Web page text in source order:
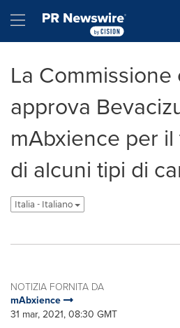
Hamburger menu
La
approva
mAbxience per
di alcuni tipi di
Italia - Italiano
NOTIZIA FORNITA DA
mAbxience
31 mar, 2021, 08:30 GMT